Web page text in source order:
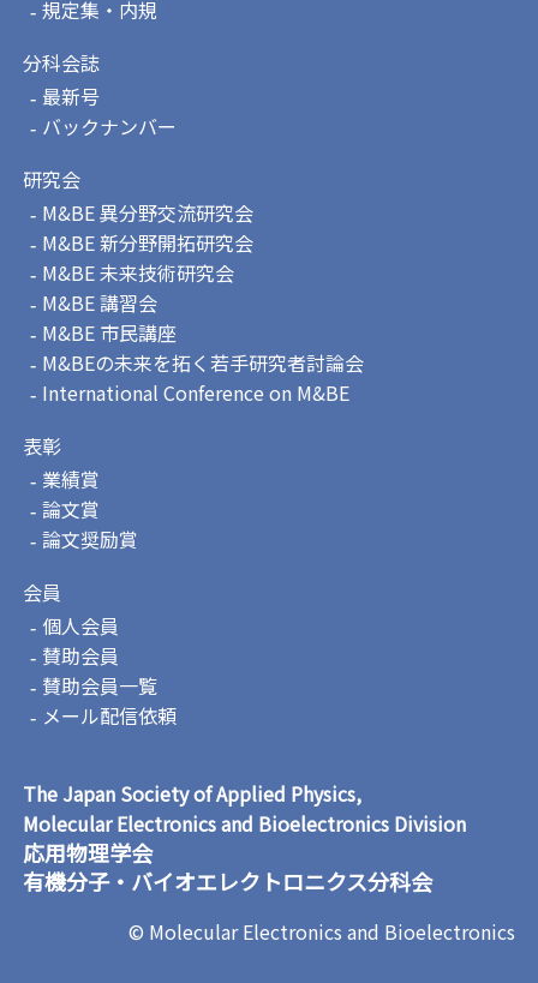
規定集・内規
分科会誌
最新号
バックナンバー
研究会
M&BE 異分野交流研究会
M&BE 新分野開拓研究会
M&BE 未来技術研究会
M&BE 講習会
M&BE 市民講座
M&BEの未来を拓く若手研究者討論会
International Conference on M&BE
表彰
業績賞
論文賞
論文奨励賞
会員
個人会員
賛助会員
賛助会員一覧
メール配信依頼
The Japan Society of Applied Physics,
Molecular Electronics and Bioelectronics Division
応用物理学会
有機分子・バイオエレクトロニクス分科会
© Molecular Electronics and Bioelectronics